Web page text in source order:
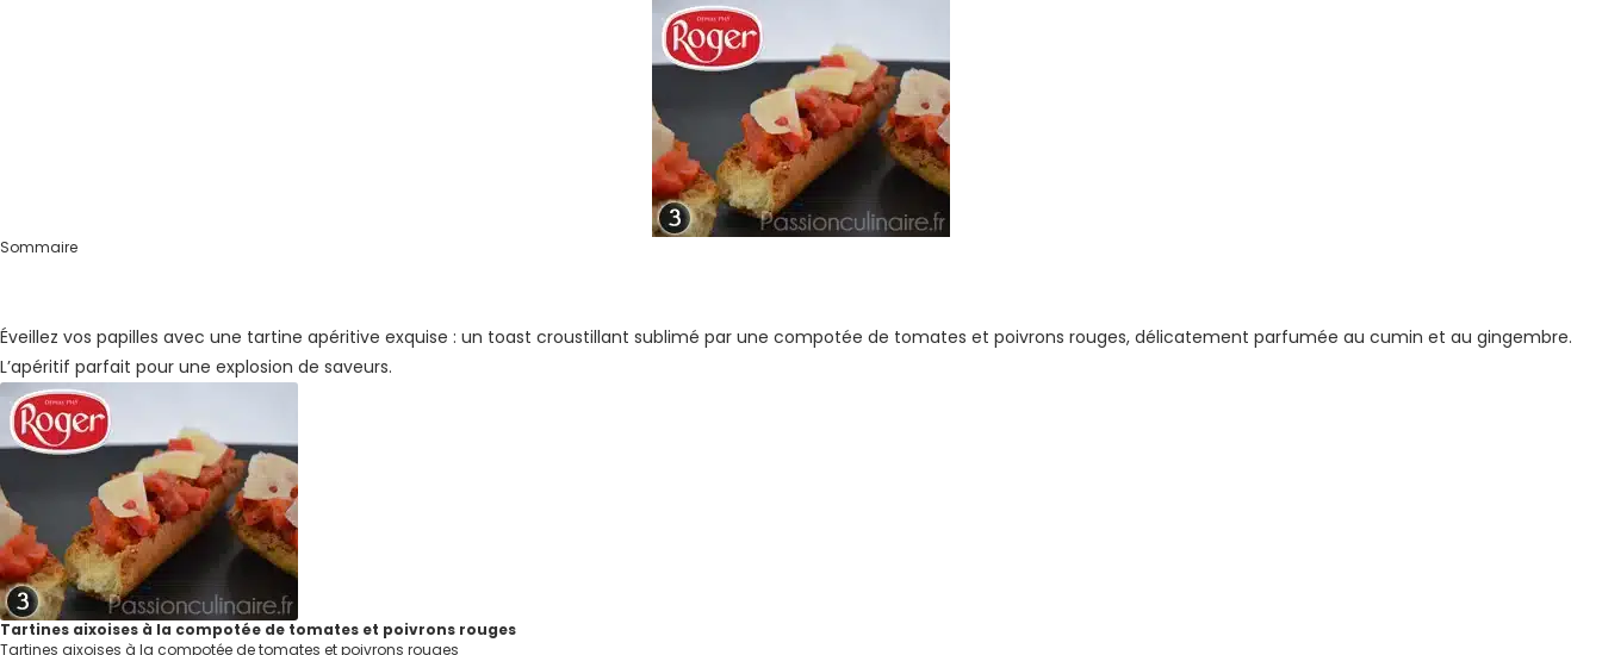
Sommaire
Éveillez vos papilles avec une tartine apéritive exquise : un toast croustillant sublimé par une compotée de tomates et poivrons rouges, délicatement parfumée au cumin et au gingembre.
L’apéritif parfait pour une explosion de saveurs.
Tartines aixoises à la compotée de tomates et poivrons rouges
Tartines aixoises à la compotée de tomates et poivrons rouges